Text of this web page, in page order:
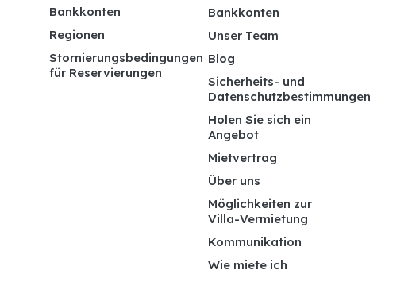
Bankkonten
Regionen
Stornierungsbedingungen
für Reservierungen
Bankkonten
Unser Team
Blog
Sicherheits- und
Datenschutzbestimmungen
Holen Sie sich ein
Angebot
Mietvertrag
Über uns
Möglichkeiten zur
Villa-Vermietung
Kommunikation
Wie miete ich